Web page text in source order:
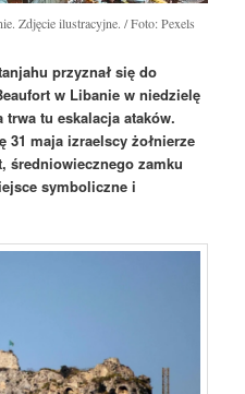
Zdjęcie ilustracyjne. / Foto: Pexels
przyznał się do
w Libanie w niedzielę
tu eskalacja ataków.
31 maja izraelscy żołnierze
średniowiecznego zamku
symboliczne i